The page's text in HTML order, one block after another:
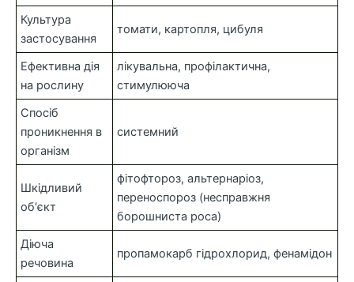
Культура
застосування
томати, картопля, цибуля
Ефективна дія
на рослину
лікувальна, профілактична,
стимулююча
Спосіб
проникнення в
організм
системний
Шкідливий
об′єкт
фітофтороз, альтернаріоз,
переноспороз (несправжня
борошниста роса)
Діюча
речовина
пропамокарб гідрохлорид, фенамідон